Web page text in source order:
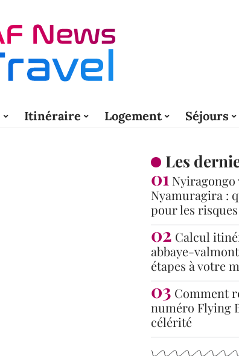
Itinéraire Logement Séjours
Les
Nyiragongo
Nyamuragira :
pour les
Calcul
abbaye-
étapes à votre
Comment
numéro Flying
célérité